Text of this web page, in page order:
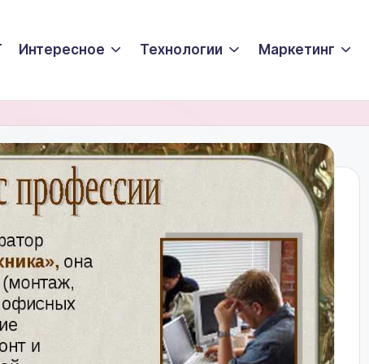
Интересное Технологии Маркетинг